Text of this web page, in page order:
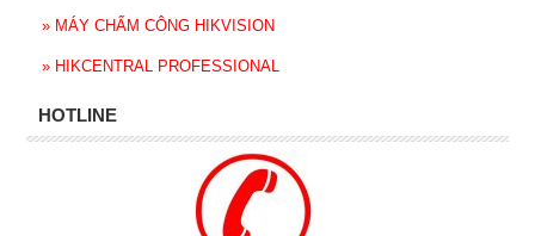
» MÁY CHẤM CÔNG HIKVISION
» HIKCENTRAL PROFESSIONAL
HOTLINE